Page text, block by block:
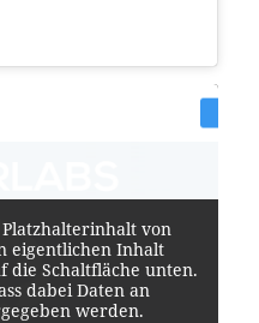
von
eigentlichen Inhalt
die Schaltfläche unten.
dabei Daten an
werden.